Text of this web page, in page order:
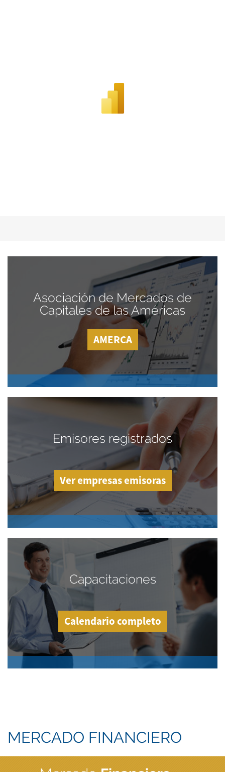
Asociación de Mercados de
Capitales de las Américas
AMERCA
Emisores registrados
Ver empresas emisoras
Capacitaciones
Calendario completo
MERCADO FINANCIERO